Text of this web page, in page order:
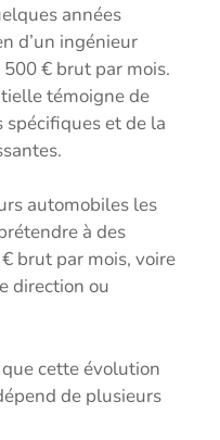
années
d’un ingénieur
€ brut par mois.
témoigne de
spécifiques et de la
automobiles les
à des
brut par mois, voire
direction ou
cette évolution
de plusieurs